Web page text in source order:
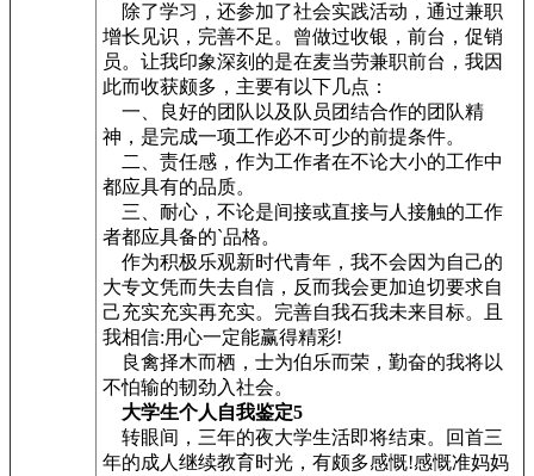
除了学习，还参加了社会实践活动，通过兼职
增长见识，完善不足。曾做过收银，前台，促销
员。让我印象深刻的是在麦当劳兼职前台，我因
此而收获颇多，主要有以下几点：
一、良好的团队以及队员团结合作的团队精
神，是完成一项工作必不可少的前提条件。
二、责任感，作为工作者在不论大小的工作中
都应具有的品质。
三、耐心，不论是间接或直接与人接触的工作
者都应具备的`品格。
作为积极乐观新时代青年，我不会因为自己的
大专文凭而失去自信，反而我会更加迫切要求自
己充实充实再充实。完善自我石我未来目标。且
我相信:用心一定能赢得精彩!
良禽择木而栖，士为伯乐而荣，勤奋的我将以
不怕输的韧劲入社会。
大学生个人自我鉴定5
转眼间，三年的夜大学生活即将结束。回首三
年的成人继续教育时光，有颇多感慨!感慨准妈妈